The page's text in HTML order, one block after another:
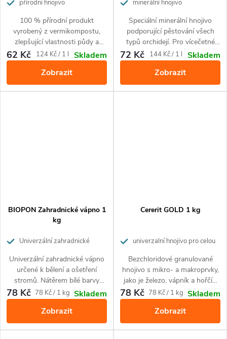
přírodní hnojivo
100 % přírodní produkt
vyrobený z vermikompostu,
zlepšující vlastnosti půdy a
obohacující půdu o živiny.
Zajišťuje krásný vzhled rostlin.
Je určený pro použití při
pěstování všech druhů
okrasných rostlin a zeleniny.
62 Kč
Měrná
124 Kč / 1 l
Skladem
Zobrazit
minerální hnojivo
Speciální minerální hnojivo
podporující pěstování všech
typů orchidejí. Pro vícečetné
kvetení a krásnou barvu listů.
72 Kč
Měrná
144 Kč / 1 l
Skladem
Zobrazit
BIOPON Zahradnické vápno 1
kg
Univerzální zahradnické
odkyselení půdy
Univerzální zahradnické vápno
určené k bělení a ošetření
stromů. Nátěrem bílé barvy
chrání okrasné a ovocné
stromy před poškozením
sluncem a zároveň snižuje
kyselost půdy, jejíž pH je příliš
nízké. Ošetření stromů vápnem
78 Kč Měrná
78 Kč / 1 kg Skladem
Zobrazit
Cererit GOLD 1 kg
univerzalní hnojivo pro celou
Bezchloridové granulované
hnojivo s mikro- a makroprvky,
jako je železo, vápník a hořčík.
Je určené k výživě ovoce,
zeleniny, chmele a okrasných
rostlin.
78 Kč Měrná
78 Kč / 1 kg Skladem
Zobrazit